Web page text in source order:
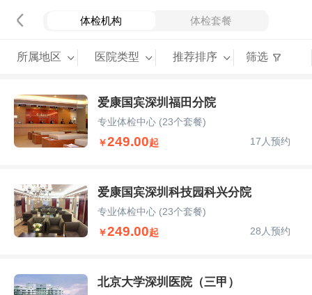
体检机构 体检套餐
所属地区 医院类型 推荐排序 筛选
爱康国宾深圳福田分院
专业体检中心 (23个套餐)
￥249.00起 17人预约
爱康国宾深圳科技园科兴分院
专业体检中心 (23个套餐)
￥249.00起 28人预约
北京大学深圳医院（三甲）